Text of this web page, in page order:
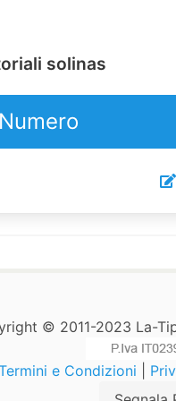
solinas
© 2011-2023 La-
e Condizioni